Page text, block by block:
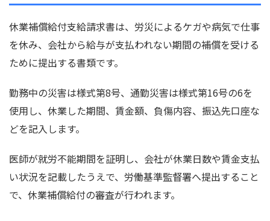
休業補償給付支給請求書は、労災によるケガや病気で仕事
を休み、会社から給与が支払われない期間の補償を受ける
ために提出する書類です。
勤務中の災害は様式第8号、通勤災害は様式第16号の6を
使用し、休業した期間、賃金額、負傷内容、振込先口座な
どを記入します。
医師が就労不能期間を証明し、会社が休業日数や賃金支払
い状況を記載したうえで、労働基準監督署へ提出すること
で、休業補償給付の審査が行われます。